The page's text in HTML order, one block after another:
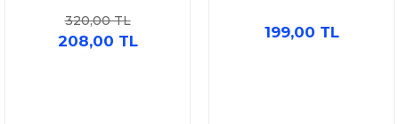
Çözümlü 6 Deneme Yargı
Yayınları
320,00 TL
208,00 TL
199,00 TL